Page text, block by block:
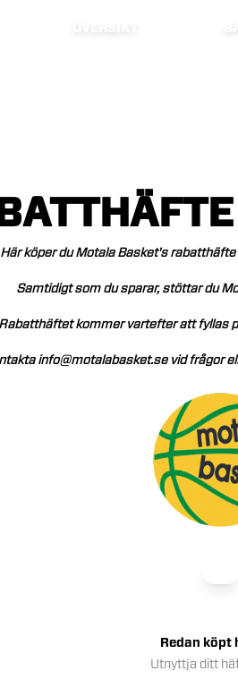
Här köper du Motala Basket's rabatthäfte
Samtidigt som du sparar, stöttar du
Rabatthäftet kommer vartefter att fyllas
info@motalabasket.se vid frågor
Redan köpt
Utnyttja ditt